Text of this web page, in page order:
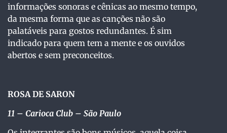
informações sonoras e cênicas ao mesmo tempo,
da mesma forma que as canções não são
palatáveis para gostos redundantes. É sim
indicado para quem tem a mente e os ouvidos
abertos e sem preconceitos.
ROSA DE SARON
11 – Carioca Club – São Paulo